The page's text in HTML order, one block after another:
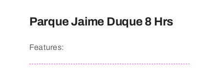
Parque Jaime Duque 8 Hrs
Features: